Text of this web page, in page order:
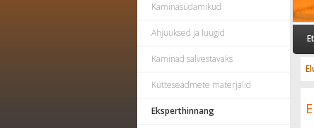
Kaminasüdamikud
Ahjuuksed ja luugid
Kaminad salvestavaks
Kütteseadmete materjalid
Eksperthinnang